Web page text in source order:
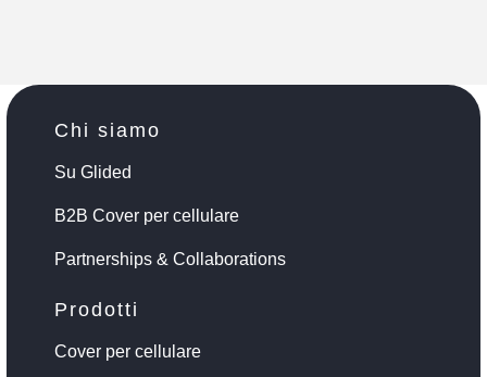
Chi siamo
Su Glided
B2B Cover per cellulare
Partnerships & Collaborations
Prodotti
Cover per cellulare